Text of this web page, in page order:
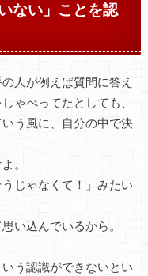
ない」ことを認
人が例えば質問に答え
ゃべってたとしても、
う風に、自分の中で決
。
じゃなくて！」みたい
い込んでいるから。
う認識ができないとい